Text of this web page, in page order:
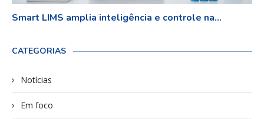
Smart LIMS amplia inteligência e controle na...
CATEGORIAS
Notícias
Em foco